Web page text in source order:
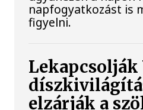
napfogyatkozást is
figyelni.
Lekapcsolják
elzárják a